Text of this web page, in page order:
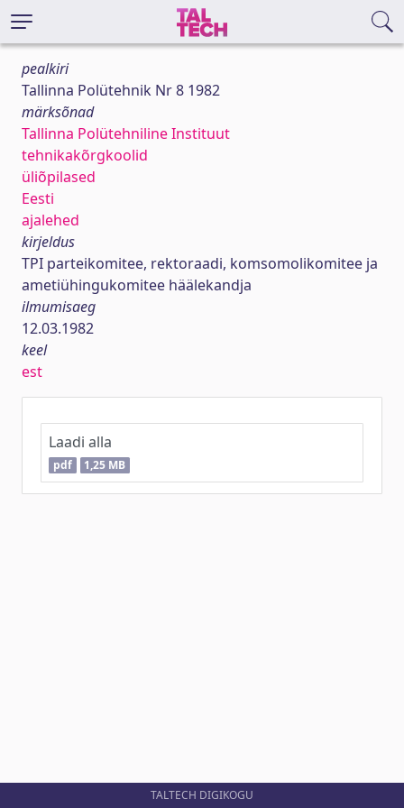
pealkiri
Tallinna Polütehnik Nr 8 1982
märksõnad
Tallinna Polütehniline Instituut
tehnikakõrgkoolid
üliõpilased
Eesti
ajalehed
kirjeldus
TPI parteikomitee, rektoraadi, komsomolikomitee ja
ametiühingukomitee häälekandja
ilmumisaeg
12.03.1982
keel
est
Laadi alla
pdf 1,25 MB
TALTECH DIGIKOGU